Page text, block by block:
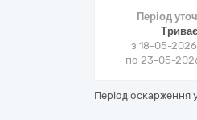
Період
Триває
з 18-05-
по 23-05-
Період оскарження